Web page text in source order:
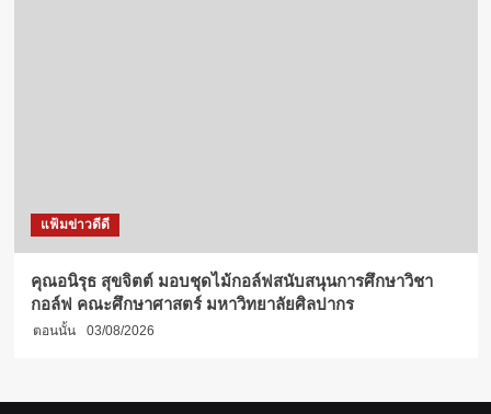
แฟ้มข่าวดีดี
คุณอนิรุธ สุขจิตต์ มอบชุดไม้กอล์ฟสนับสนุนการศึกษาวิชา
กอล์ฟ คณะศึกษาศาสตร์ มหาวิทยาลัยศิลปากร
ตอนนั้น 03/08/2026